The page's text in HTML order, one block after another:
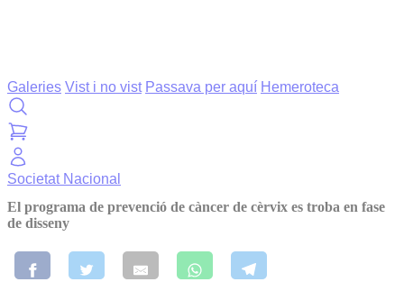
Galeries Vist i no vist Passava per aquí Hemeroteca
Societat Nacional
El programa de prevenció de càncer de cèrvix es troba en fase
de disseny